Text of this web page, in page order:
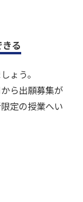
る
ょう。
ら出願募集が
定の授業へい